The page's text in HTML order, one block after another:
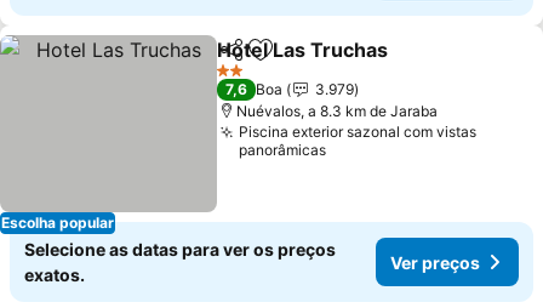
Escolha popular
PartilharAdicionar aos favoritos
Hotel Las Truchas
2 Estrelas
7,6 Boa
3.979
Nuévalos, a 8.3 km de Jaraba
Piscina exterior sazonal com vistas
panorâmicas
Selecione as datas para ver os preços
exatos.
Ver preços